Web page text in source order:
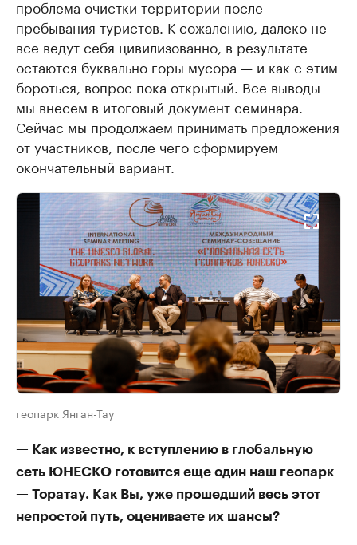
проблема очистки территории после
пребывания туристов. К сожалению, далеко не
все ведут себя цивилизованно, в результате
остаются буквально горы мусора — и как с этим
бороться, вопрос пока открытый. Все выводы
мы внесем в итоговый документ семинара.
Сейчас мы продолжаем принимать предложения
от участников, после чего сформируем
окончательный вариант.
геопарк Янган-Тау
— Как известно, к вступлению в глобальную
сеть ЮНЕСКО готовится еще один наш геопарк
— Торатау. Как Вы, уже прошедший весь этот
непростой путь, оцениваете их шансы?